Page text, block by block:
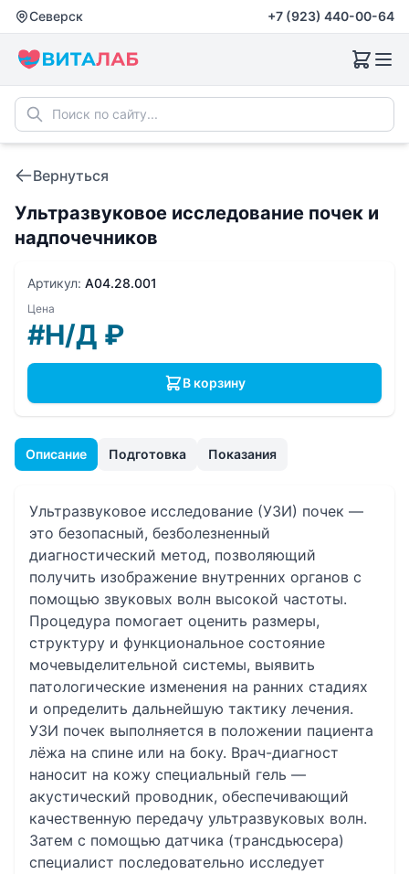
Северск +7 (923) 440-00-64
Вернуться
Ультразвуковое исследование почек и
надпочечников
Описание Подготовка Показания
Ультразвуковое исследование (УЗИ) почек —
это безопасный, безболезненный
диагностический метод, позволяющий
получить изображение внутренних органов с
помощью звуковых волн высокой частоты.
Процедура помогает оценить размеры,
структуру и функциональное состояние
мочевыделительной системы, выявить
патологические изменения на ранних стадиях
и определить дальнейшую тактику лечения.
УЗИ почек выполняется в положении пациента
лёжа на спине или на боку. Врач-диагност
наносит на кожу специальный гель —
акустический проводник, обеспечивающий
качественную передачу ультразвуковых волн.
Затем с помощью датчика (трансдьюсера)
специалист последовательно исследует
Артикул: A04.28.001
Цена
#Н/Д ₽
В корзину